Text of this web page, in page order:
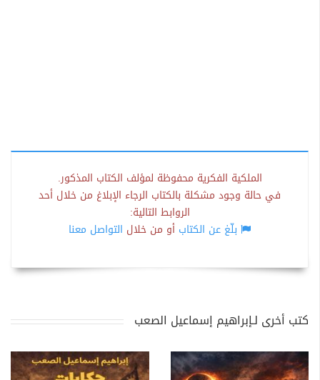
الملكية الفكرية محفوظة لمؤلف الكتاب المذكور.
في حالة وجود مشكلة بالكتاب الرجاء الإبلاغ من خلال أحد
الروابط التالية:
بلّغ عن الكتاب أو من خلال التواصل معنا
كتب أخرى لـإبراهيم إسماعيل الصعب